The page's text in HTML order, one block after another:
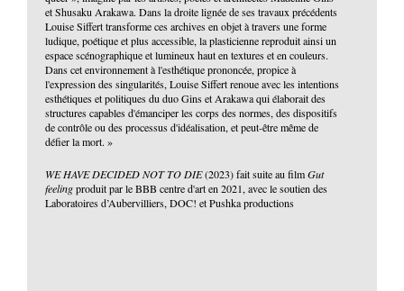
et Shusaku Arakawa. Dans la droite lignée de ses travaux précédents
Louise Siffert transforme ces archives en objet à travers une forme
ludique, poétique et plus accessible, la plasticienne reproduit ainsi un
espace scénographique et lumineux haut en textures et en couleurs.
Dans cet environnement à l'esthétique prononcée, propice à
l'expression des singularités, Louise Siffert renoue avec les intentions
esthétiques et politiques du duo Gins et Arakawa qui élaborait des
structures capables d'émanciper les corps des normes, des dispositifs
de contrôle ou des processus d'idéalisation, et peut-être même de
défier la mort. »
WE HAVE DECIDED NOT TO DIE(2023) fait suite au filmGut
feelingproduit par le BBB centre d'art en 2021, avec le soutien des
Laboratoires d’Aubervilliers, DOC! et Pushka productions